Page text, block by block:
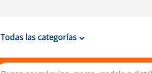
Todas las categorías